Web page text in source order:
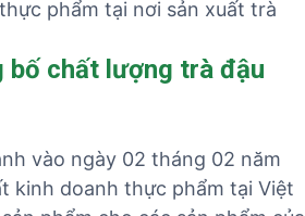
phẩm tại nơi sản xuất trà
bố chất lượng trà đậu
vào ngày 02 tháng 02 năm
kinh doanh thực phẩm tại Việt